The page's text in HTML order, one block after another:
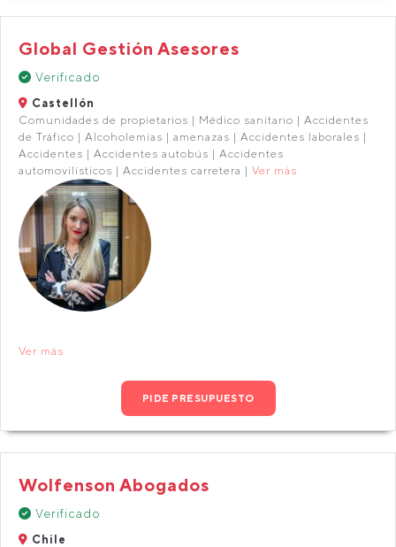
Global Gestión Asesores
Verificado
Castellón
Comunidades de propietarios | Médico sanitario | Accidentes
de Tráfico | Alcoholemias | amenazas | Accidentes laborales |
Accidentes | Accidentes autobús | Accidentes
automovilísticos | Accidentes carretera | Ver más
Ver más
PIDE PRESUPUESTO
Wolfenson Abogados
Verificado
Chile